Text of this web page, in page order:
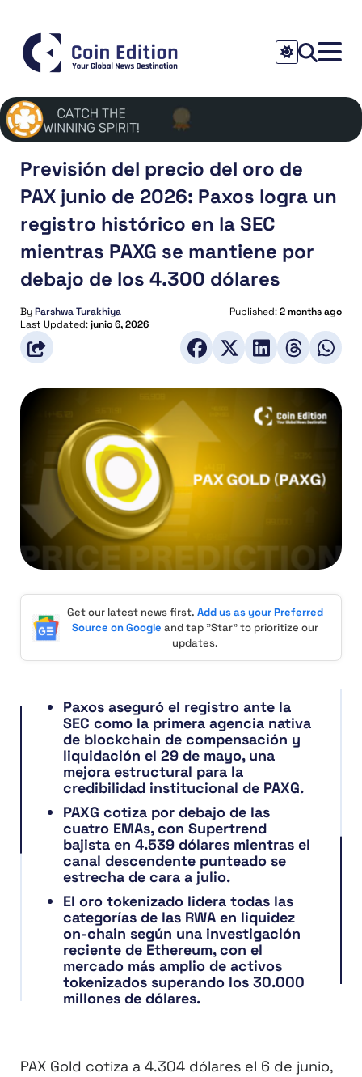
Previsión del precio del oro de
PAX junio de 2026: Paxos logra un
registro histórico en la SEC
mientras PAXG se mantiene por
debajo de los 4.300 dólares
ByParshwa Turakhiya Published:2 months ago
Last Updated:junio 6, 2026
Get our latest news first. Add us as your Preferred
Source on Google and tap "Star" to prioritize our
updates.
Paxos aseguró el registro ante la
SEC como la primera agencia nativa
de blockchain de compensación y
liquidación el 29 de mayo, una
mejora estructural para la
credibilidad institucional de PAXG.
PAXG cotiza por debajo de las
cuatro EMAs, con Supertrend
bajista en 4.539 dólares mientras el
canal descendente punteado se
estrecha de cara a julio.
El oro tokenizado lidera todas las
categorías de las RWA en liquidez
on-chain según una investigación
reciente de Ethereum, con el
mercado más amplio de activos
tokenizados superando los 30.000
millones de dólares.
PAX Gold cotiza a 4.304 dólares el 6 de junio,